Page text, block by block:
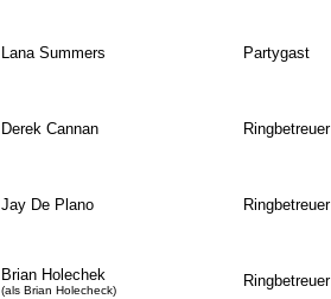
Lana Summers Partygast
Derek Cannan Ringbetreuer
Jay De Plano Ringbetreuer
Brian Holechek
(als Brian Holecheck)
Ringbetreuer